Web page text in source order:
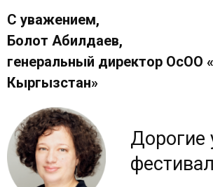
С уважением,
Болот Абилдаев,
генеральный директор ОсОО
Кыргызстан»
Дорогие